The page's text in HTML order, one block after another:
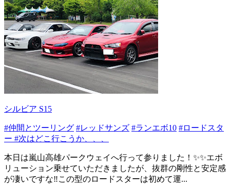
シルビア S15
#仲間とツーリング #レッドサンズ #ランエボ10 #ロードスタ
ー #次はどこ行こうか、、、
本日は嵐山高雄パークウェイへ行って参りました！✨✨エボ
リューション乗せていただきましたが、抜群の剛性と安定感
が凄いですな‼️この型のロードスターは初めて運...